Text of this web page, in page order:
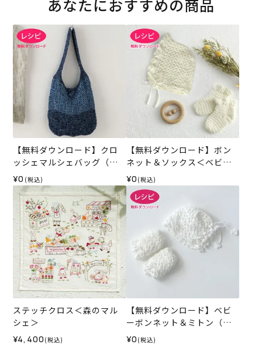
あなたにおすすめの商品
【無料ダウンロード】クロ
ッシェマルシェバッグ（レ
シピ）
¥0 (税込)
【無料ダウンロード】ボン
ネット＆ソックス＜ベビー
パレット＞（レシピ）
¥0 (税込)
ステッチクロス＜森のマル
シェ＞
¥4,400 (税込)
【無料ダウンロード】ベビ
ーボンネット＆ミトン（レ
シピ）
¥0 (税込)